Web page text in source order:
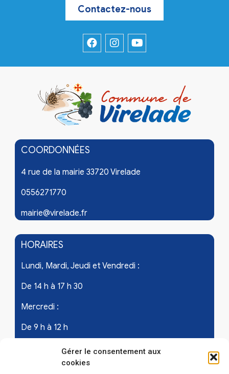
Gérer le consentement aux
cookies
Contactez-nous
COORDONNÉES
4 rue de la mairie 33720 Virelade
0556271770
mairie@virelade.fr
HORAIRES
Lundi, Mardi, Jeudi et Vendredi :
De 14 h à 17 h 30
Mercredi :
De 9 h à 12 h
Samedi - les 1er et 3ème de chaque mois :
De 9 h à 12 h